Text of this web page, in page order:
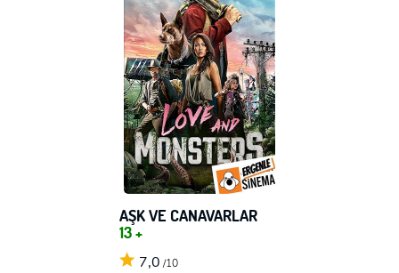
AŞK VE CANAVARLAR
13 +
7,0 /10